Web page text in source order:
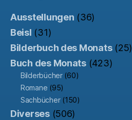
Ausstellungen (36)
Beisl (31)
Bilderbuch des Monats(25)
Buch des Monats(423)
Bilderbücher(60)
Romane (95)
Sachbücher(150)
Diverses(506)